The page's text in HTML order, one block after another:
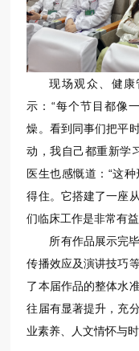
现场观众、健
示：“每个节目都像
燥。看到同事们把平
动，我自己都重新学
医生也感慨道：“这
得住。它搭建了一座
们临床工作是非常有
所有作品展示完
传播效应及演讲技巧
了本届作品的整体水
往届有显著提升，充
业素养、人文情怀与时